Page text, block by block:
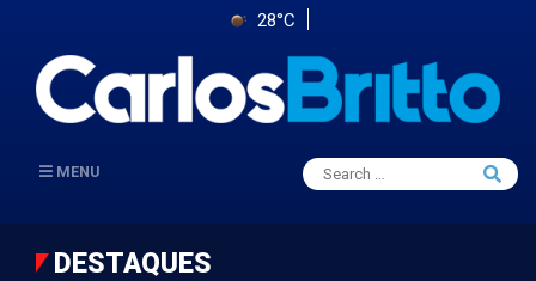
28°C
MENU
Search
for:
Search
DESTAQUES